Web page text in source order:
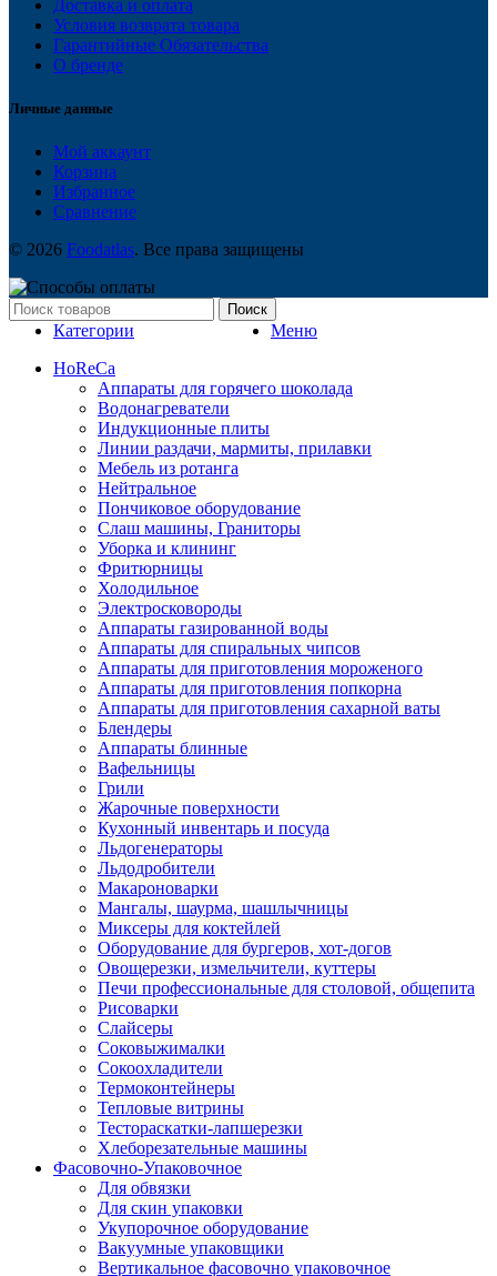
Доставка и оплата
Условия возврата товара
Гарантийные Обязательства
О бренде
Личные данные
Мой аккаунт
Корзина
Избранное
Сравнение
© 2026 Foodatlas. Все права защищены
Поиск
Меню
Категории
HoReCa
Аппараты для горячего шоколада
Водонагреватели
Индукционные плиты
Линии раздачи, мармиты, прилавки
Мебель из ротанга
Нейтральное
Пончиковое оборудование
Слаш машины, Граниторы
Уборка и клининг
Фритюрницы
Холодильное
Электросковороды
Аппараты газированной воды
Аппараты для спиральных чипсов
Аппараты для приготовления мороженого
Аппараты для приготовления попкорна
Аппараты для приготовления сахарной ваты
Блендеры
Аппараты блинные
Вафельницы
Грили
Жарочные поверхности
Кухонный инвентарь и посуда
Льдогенераторы
Льдодробители
Макароноварки
Мангалы, шаурма, шашлычницы
Миксеры для коктейлей
Оборудование для бургеров, хот-догов
Овощерезки, измельчители, куттеры
Печи профессиональные для столовой, общепита
Рисоварки
Слайсеры
Соковыжималки
Сокоохладители
Термоконтейнеры
Тепловые витрины
Тестораскатки-лапшерезки
Хлеборезательные машины
Фасовочно-Упаковочное
Для обвязки
Для скин упаковки
Укупорочное оборудование
Вакуумные упаковщики
Вертикальное фасовочно упаковочное